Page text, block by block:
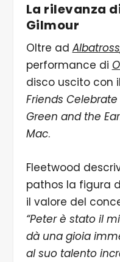
La rilevanza
Gilmour
Oltre ad Albatross
performance di
disco uscito con
Friends
Green and the
Mac.
Fleetwood
pathos la figura
il valore del
“Peter è stato il
dà una gioia
al suo talento